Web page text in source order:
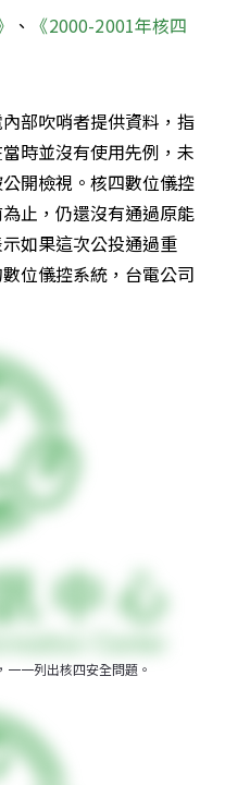
、 《2000-2001年核四
部吹哨者提供資料，指
時並沒有使用先例，未
開檢視。核四數位儀控
止，仍還沒有通過原能
如果這次公投通過重
位儀控系統，台電公司
一列出核四安全問題。